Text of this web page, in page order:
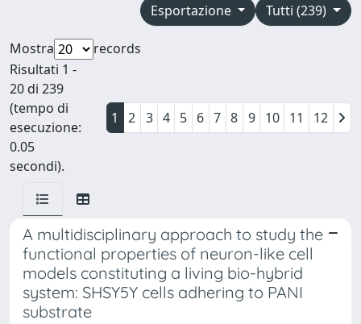
Tutti (239)
Esportazione
Mostra
records
Risultati 1 -
20 di 239
(tempo di
esecuzione:
0.05
secondi).
1 2 3 4 5 6 7 8 9 10 11 12
A multidisciplinary approach to study the
functional properties of neuron-like cell
models constituting a living bio-hybrid
system: SHSY5Y cells adhering to PANI
substrate